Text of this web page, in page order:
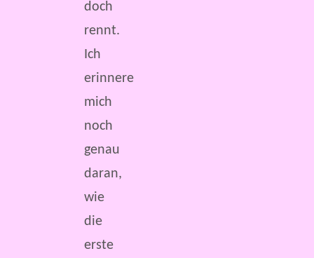
doch
rennt.
Ich
erinnere
mich
noch
genau
daran,
wie
die
erste